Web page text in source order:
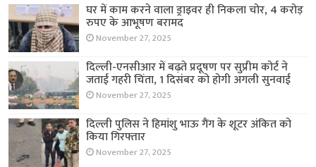
घर में काम करने वाला ड्राइवर ही निकला चोर, 4 करोड़
रुपए के आभूषण बरामद
November 27, 2025
दिल्ली-एनसीआर में बढ़ते प्रदूषण पर सुप्रीम कोर्ट ने
जताई गहरी चिंता, 1 दिसंबर को होगी अगली सुनवाई
November 27, 2025
दिल्ली पुलिस ने हिमांशु भाऊ गैंग के शूटर अंकित को
किया गिरफ्तार
November 27, 2025